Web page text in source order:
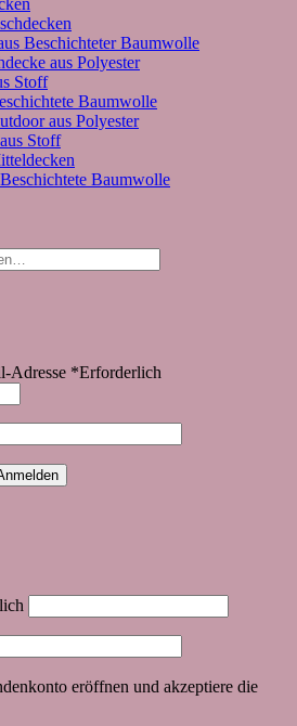
Beschichteter Baumwolle
aus Polyester
Stoff
Baumwolle
aus Polyester
Stoff
Baumwolle
Adresse *Erforderlich
eröffnen und akzeptiere die